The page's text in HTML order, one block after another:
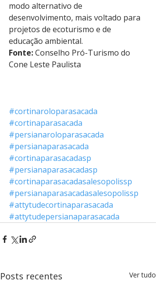
modo alternativo de
desenvolvimento, mais voltado para
projetos de ecoturismo e de
educação ambiental.
Fonte: Conselho Pró-Turismo do
Cone Leste Paulista
#cortinaroloparasacada
#cortinaparasacada
#persianaroloparasacada
#persianaparasacada
#cortinaparasacadasp
#persianaparasacadasp
#cortinaparasacadasalesopolissp
#persianaparasacadasalesopolissp
#attytudecortinaparasacada
#attytudepersianaparasacada
Posts recentes Ver tudo